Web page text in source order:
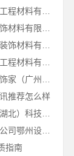
推荐怎么样
湖北百年米莱空间美学装饰材料有限公司鄂州设计装修实景案例
指南